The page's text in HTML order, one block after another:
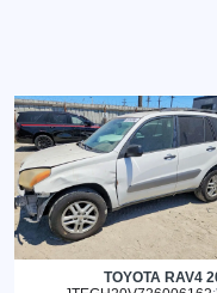
TOYOTA RAV4